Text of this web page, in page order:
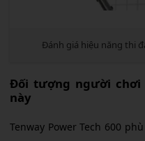
Đánh giá hiệu năng thi
Đối tượng người
này
Tenway Power Tech 600